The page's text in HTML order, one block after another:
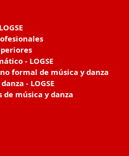
- LOGSE
formal de música y danza
- LOGSE
de música y danza